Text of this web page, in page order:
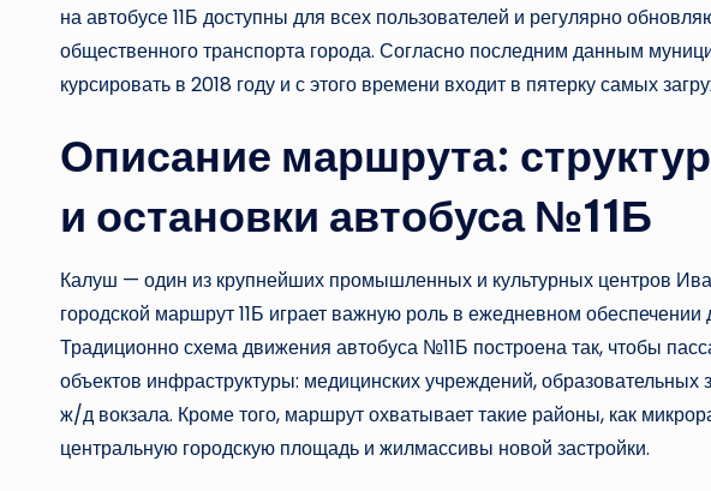
на автобусе 11Б доступны для всех пользователей и регулярно
общественного транспорта города. Согласно последним данным
курсировать в 2018 году и с этого времени входит в пятерку самых
Описание маршрута:
и остановки автобуса №11Б
Калуш — один из крупнейших промышленных и культурных центров
городской маршрут 11Б играет важную роль в ежедневном обеспечении
Традиционно схема движения автобуса №11Б построена так, чтобы
объектов инфраструктуры: медицинских учреждений,
ж/д вокзала. Кроме того, маршрут охватывает такие районы, как
центральную городскую площадь и жилмассивы новой застройки.